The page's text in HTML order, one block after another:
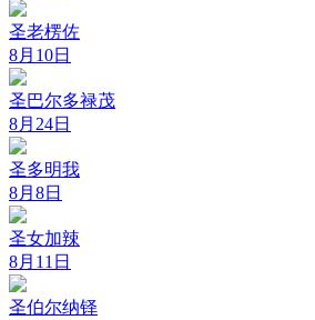
圣老楞佐
8月10日
圣巴尔多禄茂
8月24日
圣多明我
8月8日
圣女加辣
8月11日
圣伯尔纳铎